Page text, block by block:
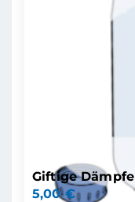
Giftige Dämpfe
5,00€